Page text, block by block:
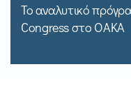
Το αναλυτικό
Congress στο ΟΑΚΑ